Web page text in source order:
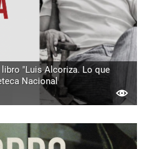
"Luis Alcoriza. Lo que
Nacional